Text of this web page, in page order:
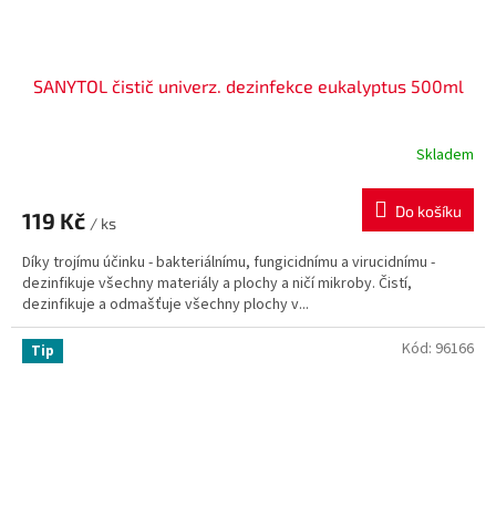
SANYTOL čistič univerz. dezinfekce eukalyptus 500ml
Skladem
119 Kč / ks
Do košíku
Díky trojímu účinku - bakteriálnímu, fungicidnímu a virucidnímu -
dezinfikuje všechny materiály a plochy a ničí mikroby. Čistí,
dezinfikuje a odmašťuje všechny plochy v...
Tip Kód: 96166